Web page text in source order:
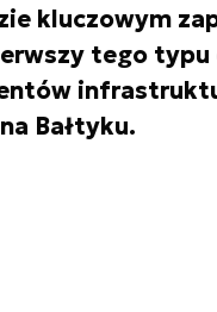
kluczowym
tego
Bałtyku.